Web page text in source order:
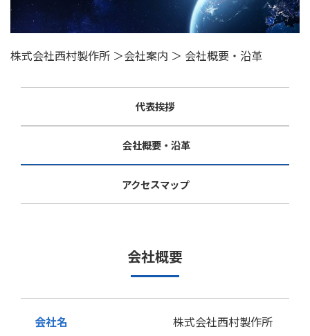
株式会社西村製作所 ＞会社案内 ＞ 会社概要・沿革
代表挨拶
会社概要・沿革
アクセスマップ
会社概要
会社名 株式会社西村製作所